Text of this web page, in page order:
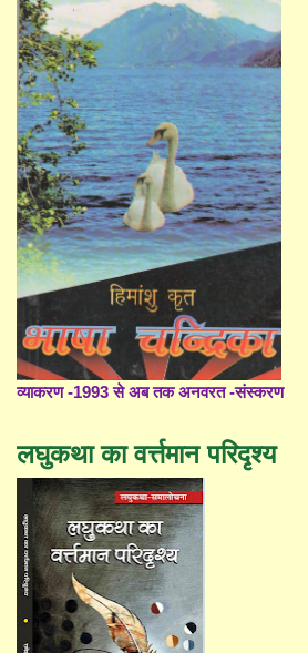
व्याकरण -1993 से अब तक अनवरत -संस्करण
लघुकथा का वर्त्तमान परिदृश्य